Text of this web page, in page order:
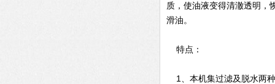
质，使油液变得清澈透明，
滑油。
特点：
1、本机集过滤及脱水两